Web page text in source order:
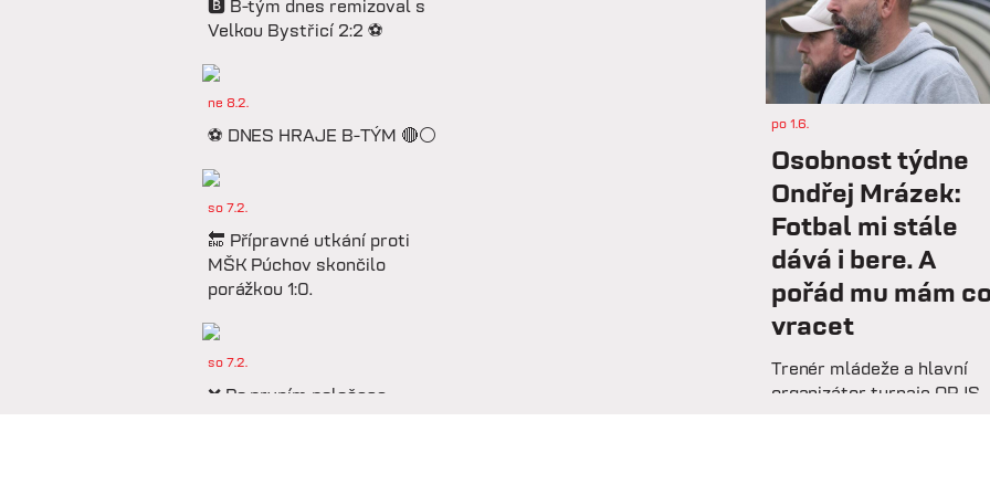
🅱️ B-tým dnes remizoval s
Velkou Bystřicí 2:2 ⚽️
ne 8.2.
⚽️ DNES HRAJE B-TÝM 🔴⚪️
so 7.2.
🔚 Přípravné utkání proti
MŠK Púchov skončilo
porážkou 1:0.
so 7.2.
❌ Po prvním poločase
po 1.6.
Osobnost týdne
Ondřej Mrázek:
Fotbal mi stále
dává i bere. A
pořád mu mám
vracet
Trenér mládeže a hlavní
organizátor turnaje OPJS